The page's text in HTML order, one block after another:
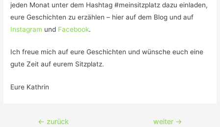
jeden Monat unter dem Hashtag #meinsitzplatz dazu einladen,
eure Geschichten zu erzählen – hier auf dem Blog und auf
Instagram und Facebook.
Ich freue mich auf eure Geschichten und wünsche euch eine
gute Zeit auf eurem Sitzplatz.
Eure Kathrin
Beitragsnavigation
← zurück weiter →